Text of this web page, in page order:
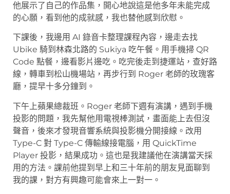
他展示了自己的作品集，開心地說這是他多年未能完成
的心願，看到他的成就感，我也替他感到欣慰。
下課後，我邊用 AI 錄音卡整理課程內容，邊走去找
Ubike 騎到林森北路的 Sukiya 吃午餐。用手機掃 QR
Code 點餐，邊看影片邊吃。吃完後走到捷運站，查好路
線，轉車到松山機場站，再步行到 Roger 老師的玫瑰客
廳，提早十多分鐘到。
下午上蘋果總裁班。Roger 老師下週有演講，遇到手機
投影的問題，我先幫他用電視棒測試，畫面能上去但沒
聲音，後來才發現音響系統與投影機分開接線。改用
Type-C 對 Type-C 傳輸線接電腦，用 QuickTime
Player 投影，結果成功。這也是我建議他在演講當天採
用的方法。課前他提到早上和三十年前的朋友見面聊到
我的課，對方有興趣可能會來上一對一。